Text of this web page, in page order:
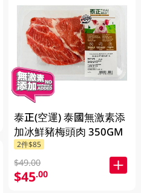
泰正(空運) 泰國無激素添
加冰鮮豬梅頭肉 350GM
2件$85
$49.00
$45.00